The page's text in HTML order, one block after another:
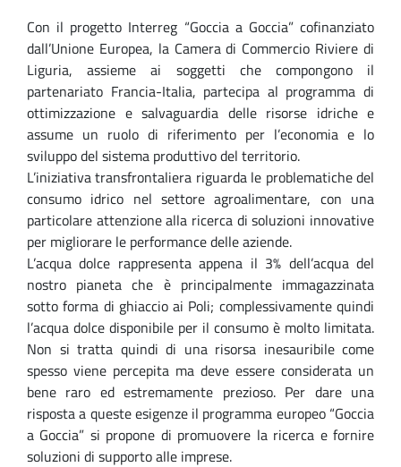
Con il progetto Interreg “Goccia a Goccia” cofinanziato
dall’Unione Europea, la Camera di Commercio Riviere di
Liguria, assieme ai soggetti che compongono il
partenariato Francia-Italia, partecipa al programma di
ottimizzazione e salvaguardia delle risorse idriche e
assume un ruolo di riferimento per l’economia e lo
sviluppo del sistema produttivo del territorio.
L’iniziativa transfrontaliera riguarda le problematiche del
consumo idrico nel settore agroalimentare, con una
particolare attenzione alla ricerca di soluzioni innovative
per migliorare le performance delle aziende.
L’acqua dolce rappresenta appena il 3% dell’acqua del
nostro pianeta che è principalmente immagazzinata
sotto forma di ghiaccio ai Poli; complessivamente quindi
l’acqua dolce disponibile per il consumo è molto limitata.
Non si tratta quindi di una risorsa inesauribile come
spesso viene percepita ma deve essere considerata un
bene raro ed estremamente prezioso. Per dare una
risposta a queste esigenze il programma europeo “Goccia
a Goccia” si propone di promuovere la ricerca e fornire
soluzioni di supporto alle imprese.